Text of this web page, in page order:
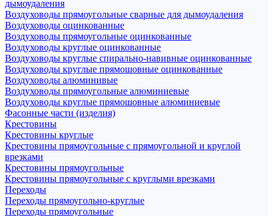
дымоудаления
Воздуховоды прямоугольные сварные для дымоудаления
Воздуховоды оцинкованные
Воздуховоды прямоугольные оцинкованные
Воздуховоды круглые оцинкованные
Воздуховоды круглые спирально-навивные оцинкованные
Воздуховоды круглые прямошовные оцинкованные
Воздуховоды алюминивые
Воздуховоды прямоугольные алюминиевые
Воздуховоды круглые прямошовные алюминиевые
Фасонные части (изделия)
Крестовины
Крестовины круглые
Крестовины прямоугольные с прямоугольной и круглой
врезками
Крестовины прямоугольные
Крестовины прямоугольные с круглыми врезками
Переходы
Переходы прямоугольно-круглые
Переходы прямоугольные